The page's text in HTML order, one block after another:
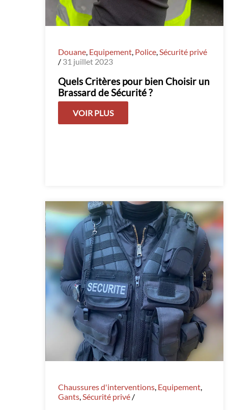
Douane, Equipement, Police,Sécurité privé
/ 31 juillet 2023
Quels Critères pour bien Choisir un
Brassard de Sécurité ?
VOIR PLUS
Chaussures d'interventions, Equipement,
Gants,Sécurité privé /